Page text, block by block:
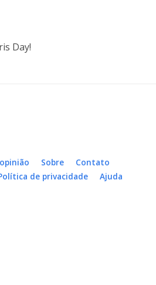
Day!
Sobre
Contato
de privacidade Ajuda